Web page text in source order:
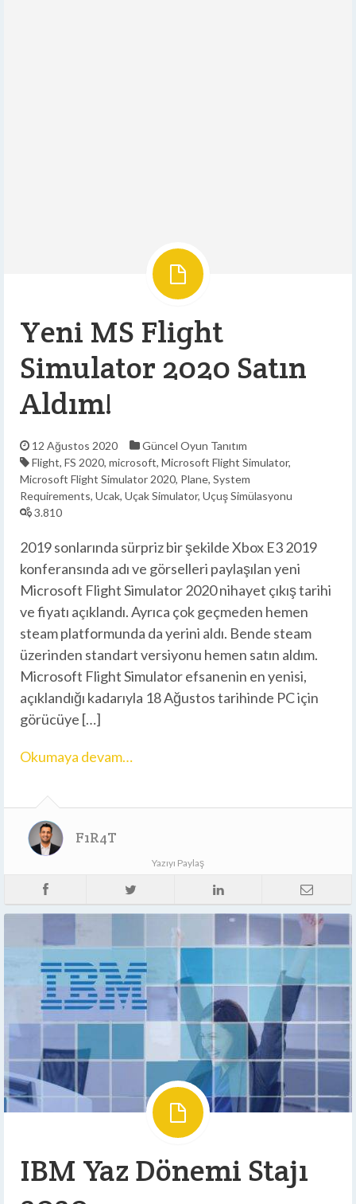
Yeni MS Flight
Simulator 2020 Satın
Aldım!
12 Ağustos 2020 Güncel Oyun Tanıtım
Flight, FS 2020, microsoft, Microsoft Flight Simulator,
Microsoft Flight Simulator 2020, Plane, System
Requirements, Ucak, Uçak Simulator, Uçuş Simülasyonu
3.810
2019 sonlarında sürpriz bir şekilde Xbox E3 2019
konferansında adı ve görselleri paylaşılan yeni
Microsoft Flight Simulator 2020 nihayet çıkış tarihi
ve fiyatı açıklandı. Ayrıca çok geçmeden hemen
steam platformunda da yerini aldı. Bende steam
üzerinden standart versiyonu hemen satın aldım.
Microsoft Flight Simulator efsanenin en yenisi,
açıklandığı kadarıyla 18 Ağustos tarihinde PC için
görücüye […]
Okumaya devam…
F1R4T
Yazıyı Paylaş
IBM Yaz Dönemi Stajı